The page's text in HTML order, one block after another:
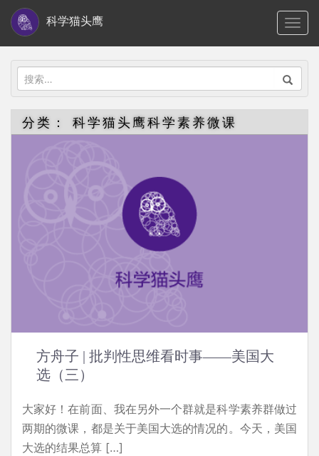
i
科学猫头鹰
搜
索：
分类： 科学猫头鹰科学素养微课
方舟子 | 批判性思维看时事——美国大
选（三）
大家好！在前面、我在另外一个群就是科学素养群做过
两期的微课，都是关于美国大选的情况的。今天，美国
大选的结果总算 […]